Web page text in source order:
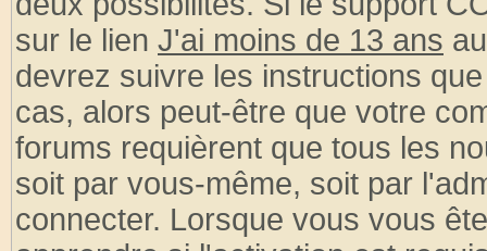
sur le lien J'ai moins de 13 ans
devrez suivre les instructions
cas, alors peut-être que votre
forums requièrent que tous les
soit par vous-même, soit par
connecter. Lorsque vous vous